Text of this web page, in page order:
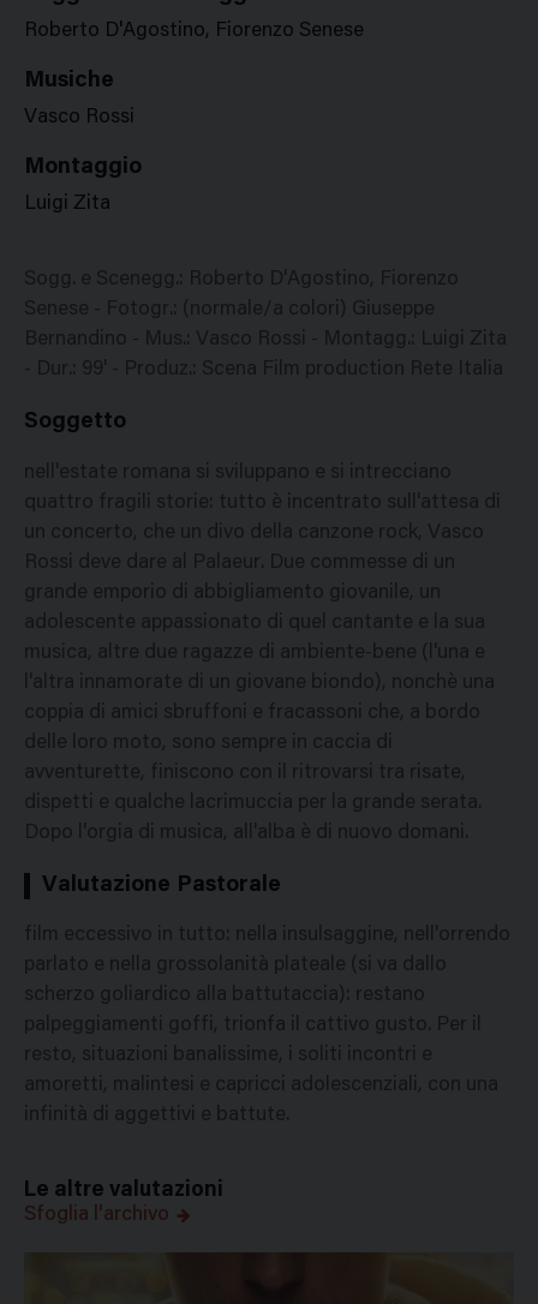
Roberto D'Agostino, Fiorenzo Senese
Musiche
Vasco Rossi
Montaggio
Luigi Zita
Sogg. e Scenegg.: Roberto D'Agostino, Fiorenzo
Senese - Fotogr.: (normale/a colori) Giuseppe
Bernandino - Mus.: Vasco Rossi - Montagg.: Luigi Zita
- Dur.: 99' - Produz.: Scena Film production Rete Italia
Soggetto
nell'estate romana si sviluppano e si intrecciano
quattro fragili storie: tutto è incentrato sull'attesa di
un concerto, che un divo della canzone rock, Vasco
Rossi deve dare al Palaeur. Due commesse di un
grande emporio di abbigliamento giovanile, un
adolescente appassionato di quel cantante e la sua
musica, altre due ragazze di ambiente-bene (l'una e
l'altra innamorate di un giovane biondo), nonchè una
coppia di amici sbruffoni e fracassoni che, a bordo
delle loro moto, sono sempre in caccia di
avventurette, finiscono con il ritrovarsi tra risate,
dispetti e qualche lacrimuccia per la grande serata.
Dopo l'orgia di musica, all'alba è di nuovo domani.
Valutazione Pastorale
film eccessivo in tutto: nella insulsaggine, nell'orrendo
parlato e nella grossolanità plateale (si va dallo
scherzo goliardico alla battutaccia): restano
palpeggiamenti goffi, trionfa il cattivo gusto. Per il
resto, situazioni banalissime, i soliti incontri e
amoretti, malintesi e capricci adolescenziali, con una
infinità di aggettivi e battute.
Le altre valutazioni
Sfoglia l'archivo